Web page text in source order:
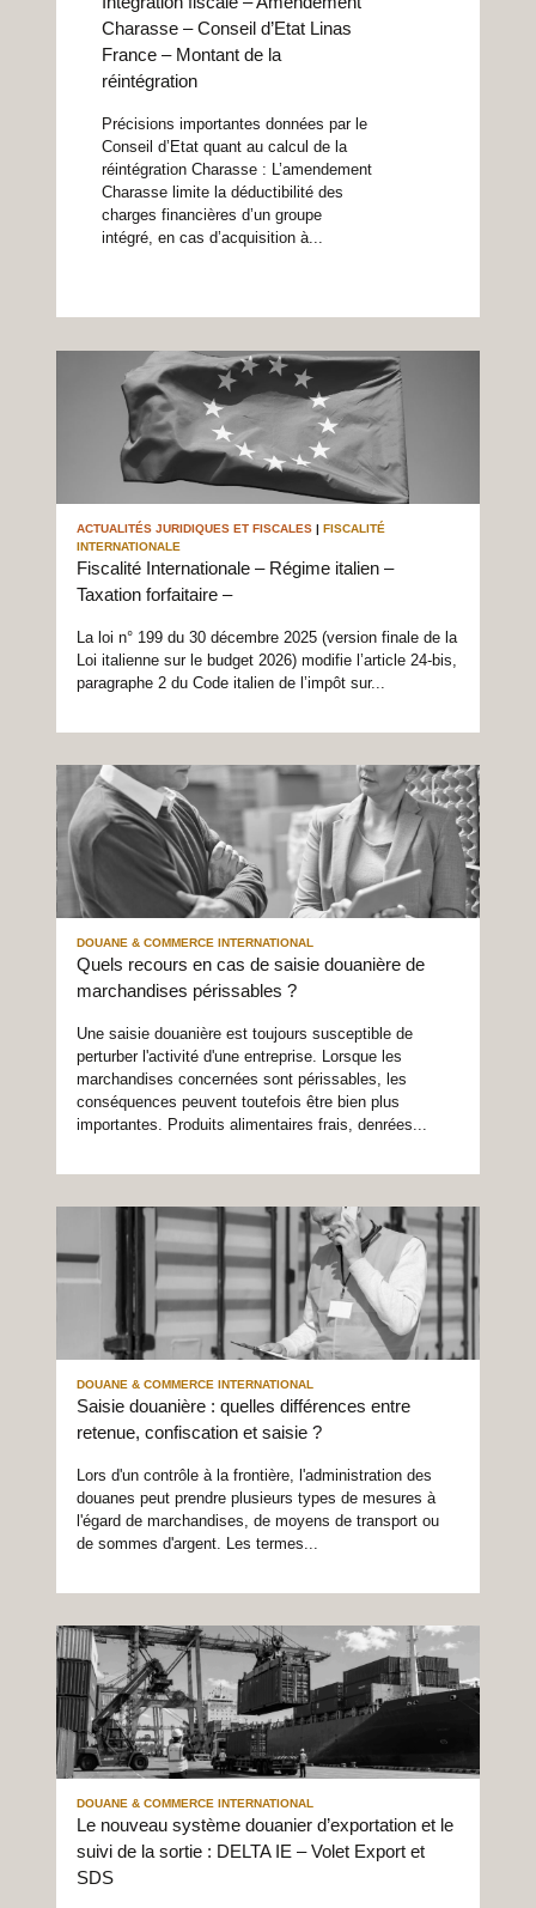
Charasse – Conseil d’Etat Linas
France – Montant de la
réintégration
Précisions importantes données par le
Conseil d’Etat quant au calcul de la
réintégration Charasse : L’amendement
Charasse limite la déductibilité des
charges financières d’un groupe
intégré, en cas d’acquisition à...
ACTUALITÉS JURIDIQUES ET FISCALES |FISCALITÉ
INTERNATIONALE
Fiscalité Internationale – Régime italien –
Taxation forfaitaire –
La loi n° 199 du 30 décembre 2025 (version finale de la
Loi italienne sur le budget 2026) modifie l’article 24-bis,
paragraphe 2 du Code italien de l’impôt sur...
DOUANE & COMMERCE INTERNATIONAL
Quels recours en cas de saisie douanière de
marchandises périssables ?
Une saisie douanière est toujours susceptible de
perturber l'activité d'une entreprise. Lorsque les
marchandises concernées sont périssables, les
conséquences peuvent toutefois être bien plus
importantes. Produits alimentaires frais, denrées...
DOUANE & COMMERCE INTERNATIONAL
Saisie douanière : quelles différences entre
retenue, confiscation et saisie ?
Lors d'un contrôle à la frontière, l'administration des
douanes peut prendre plusieurs types de mesures à
l'égard de marchandises, de moyens de transport ou
de sommes d'argent. Les termes...
DOUANE & COMMERCE INTERNATIONAL
Le nouveau système douanier d’exportation et le
suivi de la sortie : DELTA IE – Volet Export et
SDS